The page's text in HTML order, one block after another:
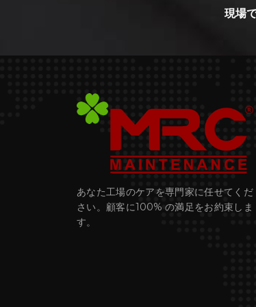
現場
あなた工場のケアを専門家に任せてくだ
さい。顧客に100% の満足をお約束しま
す。